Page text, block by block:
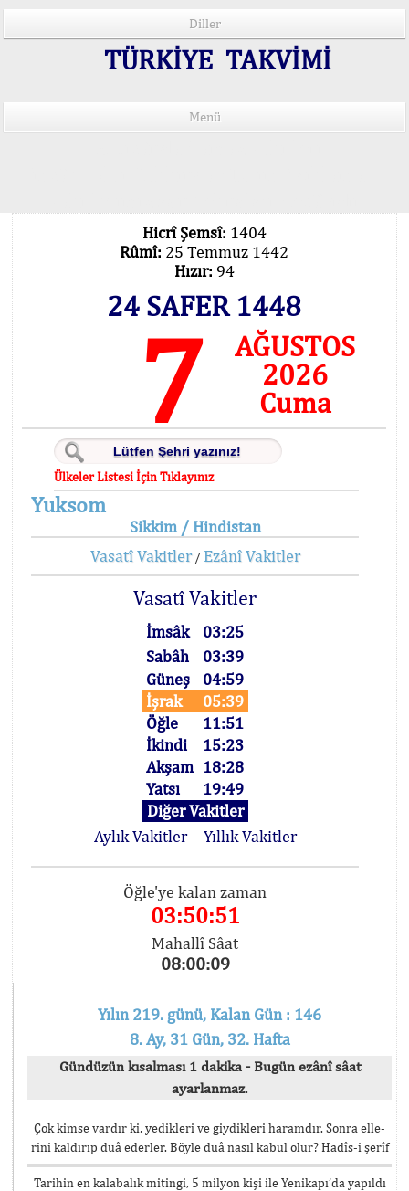
Diller
TÜRKİYE TAKVİMİ
Menü
Hicrî Şemsî: 1404
Rûmî: 25 Temmuz 1442
Hızır: 94
24 SAFER 1448
7
AĞUSTOS
2026
Cuma
Ülkeler Listesi İçin Tıklayınız
Yuksom
Sikkim / Hindistan
Vasatî Vakitler/ Ezânî Vakitler
Vasatî Vakitler
İmsâk
03:25
Sabâh
03:39
Güneş
04:59
İşrak
05:39
Öğle
11:51
İkindi
15:23
Akşam 18:28
Yatsı
19:49
Diğer Vakitler
Aylık Vakitler
Yıllık Vakitler
Öğle'ye kalan zaman
03:50:51
Mahallî Sâat
08:00:09
Yılın 219. günü, Kalan Gün : 146
8. Ay, 31 Gün, 32. Hafta
Gündüzün kısalması 1 dakika - Bugün ezânî sâat
ayarlanmaz.
Çok kimse vardır ki, yedikleri ve giydikleri haramdır. Sonra elle-
rini kaldırıp duâ ederler. Böyle duâ nasıl kabul olur? Hadîs-i şerîf
Tarihin en kalabalık mitingi, 5 milyon kişi ile Yenikapı’da yapıldı